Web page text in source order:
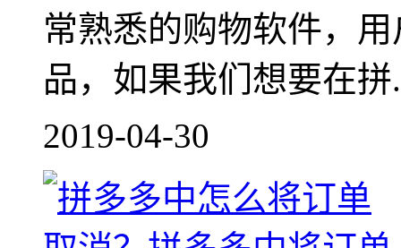
常熟悉的购物软件，
品，如果我们想要在
2019-04-30